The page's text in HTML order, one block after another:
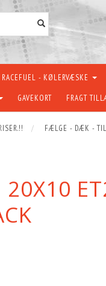
- KØLERVÆSKE
GAVEKORT FRAGT
FÆLGE - DÆK -
20X10